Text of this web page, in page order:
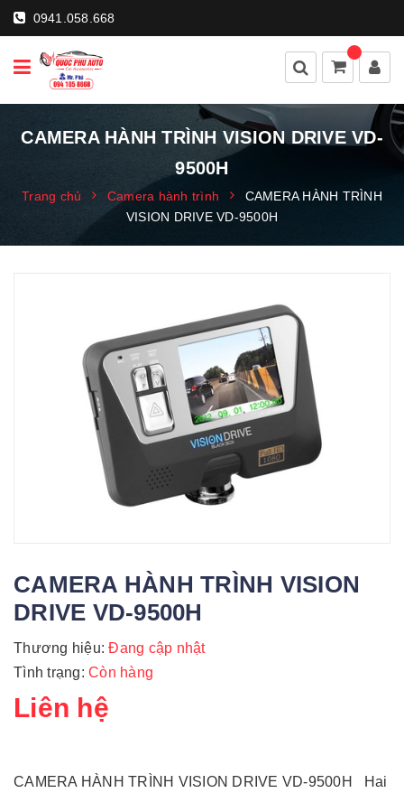
0941.058.668
CAMERA HÀNH TRÌNH VISION DRIVE VD-
9500H
Trang chủ Camera hành trình
CAMERA HÀNH TRÌNH
VISION DRIVE VD-9500H
CAMERA HÀNH TRÌNH VISION
DRIVE VD-9500H
Thương hiệu: Đang cập nhật
Tình trạng: Còn hàng
Liên hệ
CAMERA HÀNH TRÌNH VISION DRIVE VD-9500H Hai